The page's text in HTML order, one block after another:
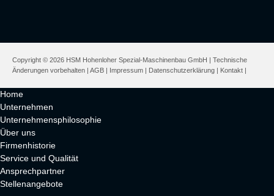
Copyright © 2026 HSM Hohenloher Spezial-Maschinenbau GmbH | Technische
Änderungen vorbehalten | AGB Impressum Datenschutzerklärung Kontakt
Home
Unternehmen
Unternehmensphilosophie
Über uns
Firmenhistorie
Service und Qualität
Ansprechpartner
Stellenangebote